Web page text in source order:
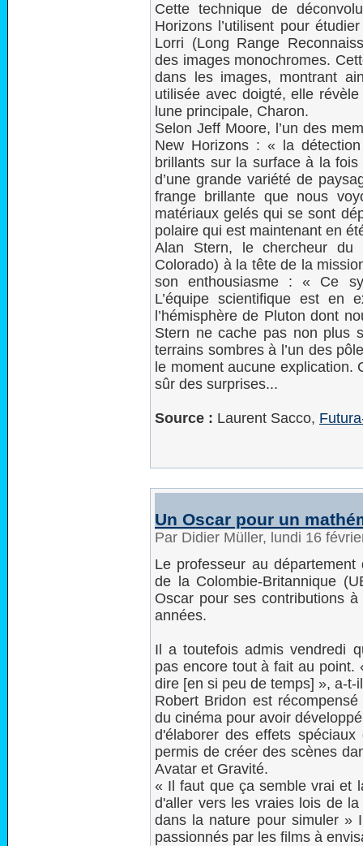
Cette technique de
Horizons l’utilisent pour
Lorri (Long Range
des images monochromes.
dans les images, montrant
utilisée avec doigté, elle
lune principale, Charon.
Selon Jeff Moore, l’un des
New Horizons : « la
brillants sur la surface à la
d’une grande variété de
frange brillante que nous
matériaux gelés qui se sont
polaire qui est maintenant en
Alan Stern, le chercheur du
Colorado) à la tête de la
son enthousiasme : « Ce
L’équipe scientifique est en
l’hémisphère de Pluton dont
Stern ne cache pas non plus
terrains sombres à l’un des
le moment aucune explication.
sûr des surprises...
Source : Laurent Sacco,
Un Oscar pour un
Par Didier Müller, lundi 16
Le professeur au
de la Colombie-Britannique
Oscar pour ses contributions
années.
Il a toutefois admis vendredi
pas encore tout à fait au point.
dire [en si peu de temps] », a-t-
Robert Bridon est
du cinéma pour avoir
d'élaborer des effets
permis de créer des scènes
Avatar et Gravité.
« Il faut que ça semble vrai et
d'aller vers les vraies lois de
dans la nature pour simuler »
passionnés par les films à